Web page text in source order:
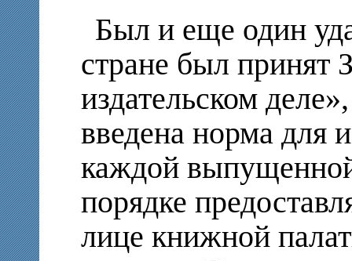
Был и еще один
стране был принят
издательском
введена норма для
каждой
порядке
лице книжной